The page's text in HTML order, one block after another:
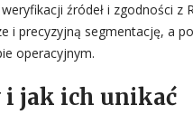
źródeł i zgodności z
i precyzyjną segmentację, a
operacyjnym.
i jak ich unikać